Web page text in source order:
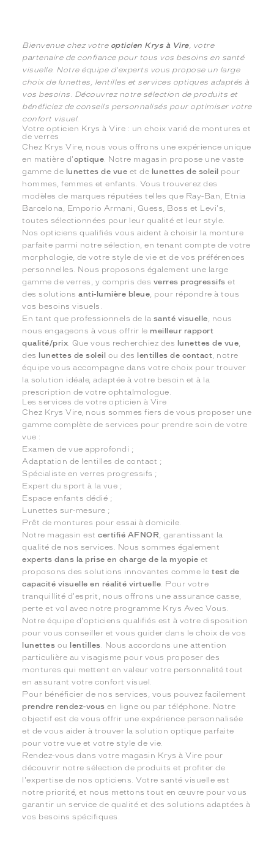
Bienvenue chez votre opticien Krys à Vire, votre
partenaire de confiance pour tous vos besoins en santé
visuelle. Notre équipe d'experts vous propose un large
choix de lunettes, lentilles et services optiques adaptés à
vos besoins. Découvrez notre sélection de produits et
bénéficiez de conseils personnalisés pour optimiser votre
confort visuel.
Votre opticien Krys à Vire : un choix varié de montures et
de verres
Chez Krys Vire, nous vous offrons une expérience unique
en matière d'optique. Notre magasin propose une vaste
gamme de lunettes de vue et de lunettes de soleil pour
hommes, femmes et enfants. Vous trouverez des
modèles de marques réputées telles que Ray-Ban, Etnia
Barcelona, Emporio Armani, Guess, Boss et Levi's,
toutes sélectionnées pour leur qualité et leur style.
Nos opticiens qualifiés vous aident à choisir la monture
parfaite parmi notre sélection, en tenant compte de votre
morphologie, de votre style de vie et de vos préférences
personnelles. Nous proposons également une large
gamme de verres, y compris des verres progressifs et
des solutionsanti-lumière bleue, pour répondre à tous
vos besoins visuels.
En tant que professionnels de la santé visuelle, nous
nous engageons à vous offrir le meilleur rapport
qualité/prix. Que vous recherchiez des lunettes de vue,
des
lunettes de soleil ou des lentilles de contact, notre
équipe vous accompagne dans votre choix pour trouver
la solution idéale, adaptée à votre besoin et à la
prescription de votre ophtalmologue.
Les services de votre opticien à Vire
Chez Krys Vire, nous sommes fiers de vous proposer une
gamme complète de services pour prendre soin de votre
vue :
Examen de vue approfondi ;
Adaptation de lentilles de contact ;
Spécialiste en verres progressifs ;
Expert du sport à la vue ;
Espace enfants dédié ;
Lunettes sur-mesure ;
Prêt de montures pour essai à domicile.
Notre magasin estcertifié AFNOR, garantissant la
qualité de nos services. Nous sommes également
experts dans la prise en charge de la myopie et
proposons des solutions innovantes comme letest de
capacité visuelle en réalité virtuelle. Pour votre
tranquillité d'esprit, nous offrons une assurance casse,
perte et vol avec notre programme Krys Avec Vous.
Notre équipe d'opticiens qualifiés est à votre disposition
pour vous conseiller et vous guider dans le choix de vos
lunettes ou lentilles. Nous accordons une attention
particulière au visagisme pour vous proposer des
montures qui mettent en valeur votre personnalité tout
en assurant votre confort visuel.
Pour bénéficier de nos services, vous pouvez facilement
prendre rendez-vous en ligne ou par téléphone. Notre
objectif est de vous offrir une expérience personnalisée
et de vous aider à trouver la solution optique parfaite
pour votre vue et votre style de vie.
Rendez-vous dans votre magasin Krys à Vire pour
découvrir notre sélection de produits et profiter de
l'expertise de nos opticiens. Votre santé visuelle est
notre priorité, et nous mettons tout en œuvre pour vous
garantir un service de qualité et des solutions adaptées à
vos besoins spécifiques.